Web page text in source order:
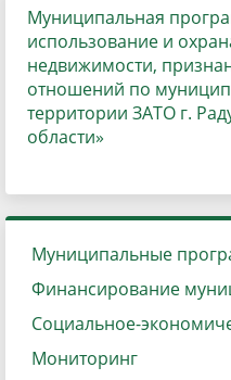
Муниципальная
использование и
недвижимости,
отношений по
территории ЗАТО г.
области»
Муниципальные
Финансирование
Социальное-
Мониторинг